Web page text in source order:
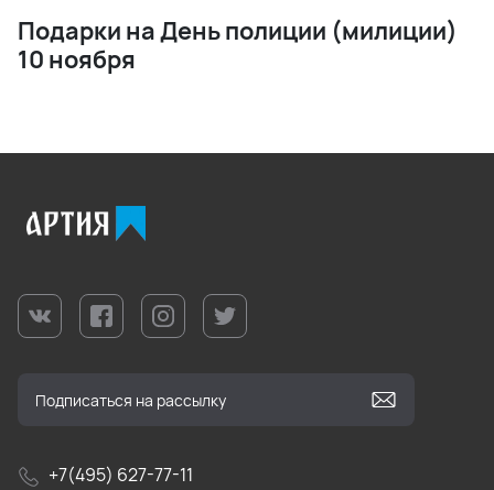
Подарки на День полиции (милиции)
10 ноября
+7(495) 627-77-11